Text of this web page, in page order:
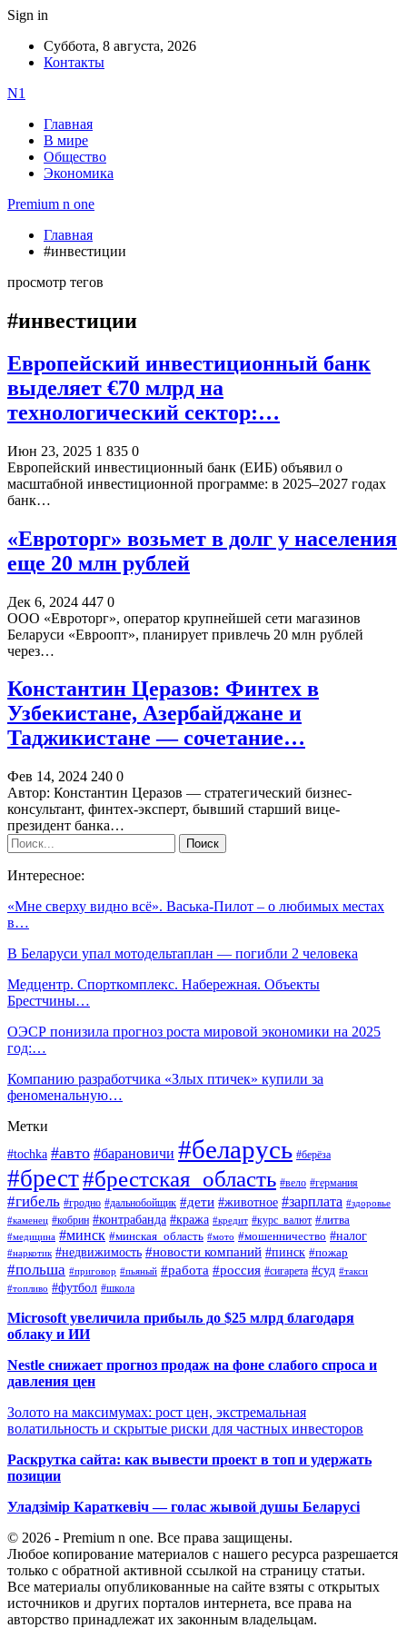
Sign in
Суббота, 8 августа, 2026
Контакты
N1
Главная
В мире
Общество
Экономика
Premium n one
Главная
#инвестиции
просмотр тегов
#инвестиции
Европейский инвестиционный банк
выделяет €70 млрд на
технологический сектор:…
Июн 23, 2025 1 835 0
Европейский инвестиционный банк (ЕИБ) объявил о
масштабной инвестиционной программе: в 2025–2027 годах
банк…
«Евроторг» возьмет в долг у населения
еще 20 млн рублей
Дек 6, 2024 447 0
ООО «Евроторг», оператор крупнейшей сети магазинов
Беларуси «Евроопт», планирует привлечь 20 млн рублей
через…
Константин Церазов: Финтех в
Узбекистане, Азербайджане и
Таджикистане — сочетание…
Фев 14, 2024 240 0
Автор: Константин Церазов — стратегический бизнес-
консультант, финтех-эксперт, бывший старший вице-
президент банка…
Интересное:
«Мне сверху видно всё». Васька-Пилот – о любимых местах
в…
В Беларуси упал мотодельтаплан — погибли 2 человека
Медцентр. Спорткомплекс. Набережная. Объекты
Брестчины…
ОЭСР понизила прогноз роста мировой экономики на 2025
год:…
Компанию разработчика «Злых птичек» купили за
феноменальную…
Метки
#tochka #авто #барановичи #беларусь #берёза
#брест#брестская_область #вело #германия
#гибель #гродно #дальнобойщик #дети #животное #зарплата #здоровье
#каменец #кобрин #контрабанда #кража #кредит #курс_валют #литва
#медицина #минск #минская_область #мото #мошенничество #налог
#наркотик #недвижимость #новости компаний #пинск #пожар
#польша #приговор #пьяный #работа #россия #сигарета #суд #такси
#топливо #футбол #школа
Microsoft увеличила прибыль до $25 млрд благодаря
облаку и ИИ
Nestle снижает прогноз продаж на фоне слабого спроса и
давления цен
Золото на максимумах: рост цен, экстремальная
волатильность и скрытые риски для частных инвесторов
Раскрутка сайта: как вывести проект в топ и удержать
позиции
Уладзімір Караткевіч — голас жывой душы Беларусі
© 2026 - Premium n one. Все права защищены.
Любое копирование материалов с нашего ресурса разрешается
только с обратной активной ссылкой на страницу статьи.
Все материалы опубликованные на сайте взяты с открытых
источников и других порталов интернета, все права на
авторство принадлежат их законным владельцам.